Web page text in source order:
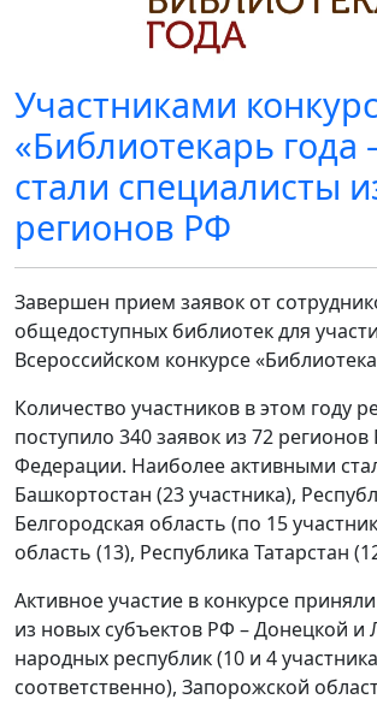
Участниками
«Библиотекарь года
стали специалисты
регионов РФ
Завершен прием заявок от
общедоступных библиотек для
Всероссийском конкурсе
Количество участников в этом году
поступило 340 заявок из 72 регионов
Федерации. Наиболее активными
Башкортостан (23 участника),
Белгородская область (по 15
область (13), Республика Татарстан
Активное участие в конкурсе
из новых субъектов РФ – Донецкой и
народных республик (10 и 4 участника
соответственно), Запорожской